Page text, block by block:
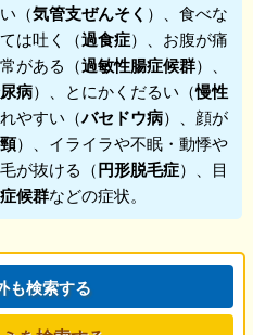
（気管支ぜんそく ）、食べな
は吐く（過食症）、お腹が痛
がある（過敏性腸症候群）、
病）、とにかくだるい（慢性
やすい（バセドウ病）、顔が
）、イライラや不眠・動悸や
が抜ける（円形脱毛症）、目
候群などの症状。
も検索する